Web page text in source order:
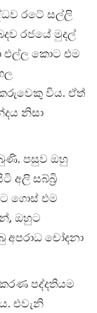
රටේ සල්ලි
රජයේ මුදල්
එල්ල කොට එම
විය. ඒත්
නිසා
පසුව ඔහු
අලි සබ්බ්‍රි
ගොස් එම
ඔහුට
චෝදනා
පද්දතියම
එවැනි